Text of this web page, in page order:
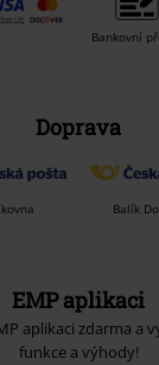
Bankovní
Doprava
Balík
EMP aplikaci
aplikaci zdarma a
funkce a výhody!